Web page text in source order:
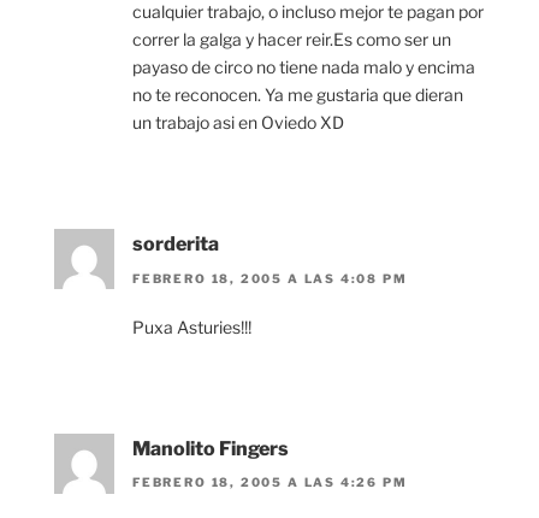
cualquier trabajo, o incluso mejor te pagan por
correr la galga y hacer reir.Es como ser un
payaso de circo no tiene nada malo y encima
no te reconocen. Ya me gustaria que dieran
un trabajo asi en Oviedo XD
sorderita
FEBRERO 18, 2005 A LAS 4:08 PM
Puxa Asturies!!!
Manolito Fingers
FEBRERO 18, 2005 A LAS 4:26 PM